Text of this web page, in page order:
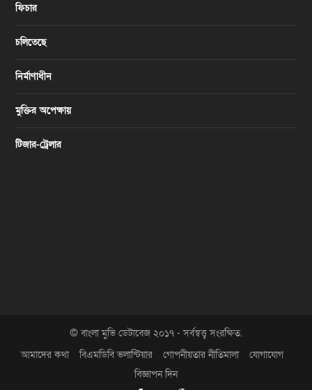
ফিচার
চলিতেছে
নির্মাণাধীন
মুক্তির অপেক্ষায়
টিজার-ট্রেলার
© বাংলা মুভি ডেটাবেজ ২০১৭ - সর্বস্বত্ত্ব সংরক্ষিত.
আমাদের কথা
বিএমডিবি ভলান্টিয়ার গোপনীয়তার নীতিমালা
যোগাযোগ
বিজ্ঞাপন দিন